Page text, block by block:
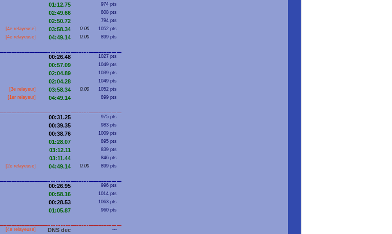
01:12.75 974 pts
02:49.66 808 pts
02:50.72 794 pts
[4e relayeuse] 03:58.34 0.00 1052 pts
[4e relayeuse] 04:49.14 0.00 899 pts
00:26.48 1027 pts
00:57.09 1049 pts
02:04.89 1039 pts
02:04.28 1049 pts
[3e relayeur] 03:58.34 0.00 1052 pts
[1er relayeur] 04:49.14 899 pts
00:31.25 975 pts
00:39.35 983 pts
00:38.76 1009 pts
01:28.07 895 pts
03:12.11 839 pts
03:11.44 846 pts
[2e relayeuse] 04:49.14 0.00 899 pts
00:26.95 996 pts
00:58.16 1014 pts
00:28.53 1063 pts
01:05.87 960 pts
[4e relayeuse] DNS dec ---